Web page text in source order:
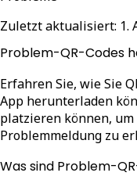
Zuletzt aktualisiert: 1.
Problem-QR-Codes
Erfahren Sie, wie Sie
App herunterladen
platzieren können,
Problemmeldung zu
Was sind Problem-